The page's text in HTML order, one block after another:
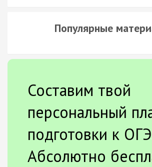
Популярные
Составим твой
персональный
подготовки к
Абсолютно